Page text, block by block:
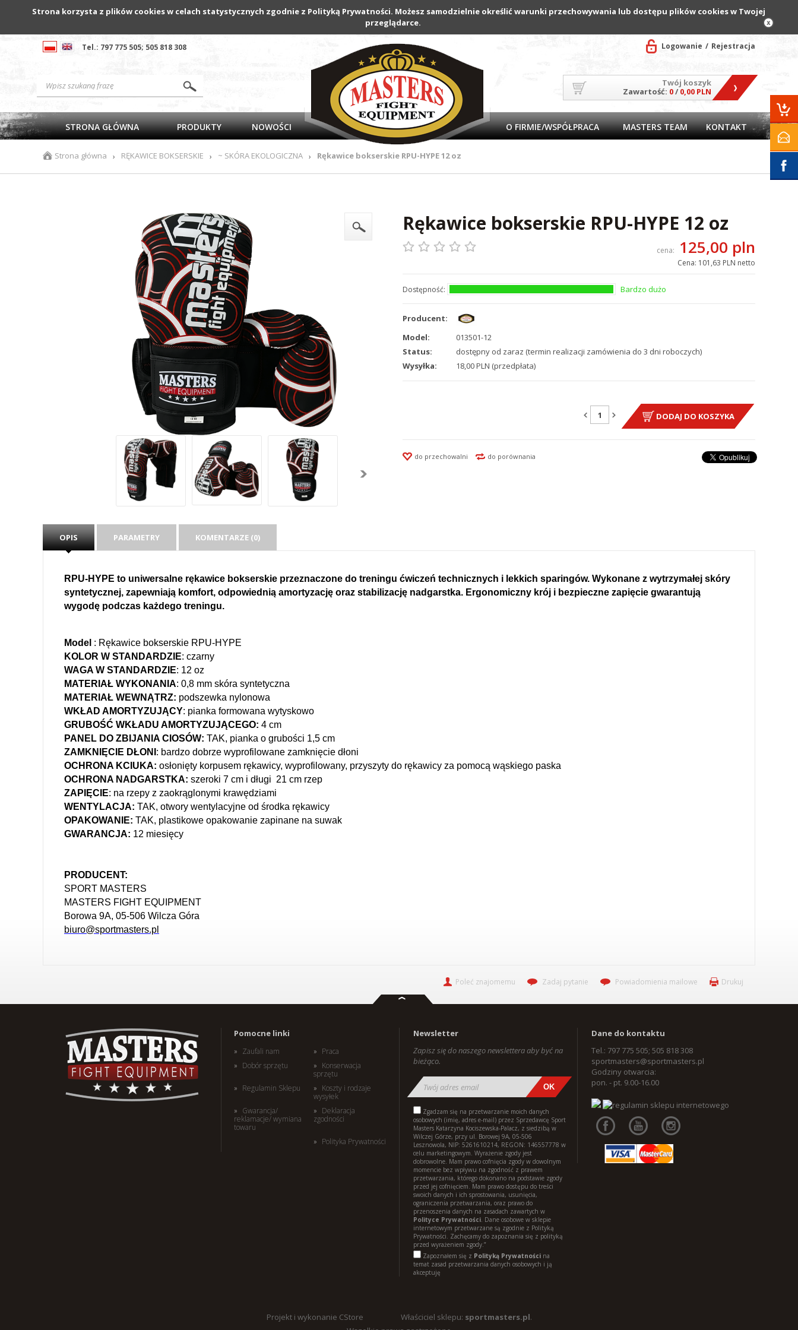
Strona korzysta z plików cookies w celach statystycznych zgodnie z Polityką Prywatności. Możesz samodzielnie określić warunki przechowywania lub dostępu plików cookies w Twojej
przeglądarce.
Tel.: 797 775 505; 505 818 308 Logowanie Rejestracja
Twój koszyk
Zawartość: 0/ 0,00 PLN
STRONA GŁÓWNA PRODUKTY NOWOŚCI O FIRMIE/WSPÓŁPRACA MASTERS TEAM KONTAKT
Strona główna › RĘKAWICE BOKSERSKIE › ~ SKÓRA EKOLOGICZNA › Rękawice bokserskie RPU-HYPE 12 oz
Rękawice bokserskie RPU-HYPE 12 oz
cena: 125,00 pln
Cena: 101,63 PLN netto
Dostępność: Bardzo dużo
Producent:
Model:
013501-12
Status:
dostępny od zaraz (termin realizacji zamówienia do 3 dni roboczych)
Wysyłka:
18,00 PLN (przedpłata)
DODAJ DO KOSZYKA
do przechowalni do porównania
OPIS PARAMETRY KOMENTARZE (0)
RPU-HYPE to uniwersalne rękawice bokserskie przeznaczone do treningu ćwiczeń technicznych i lekkich sparingów. Wykonane z wytrzymałej skóry
syntetycznej, zapewniają komfort, odpowiednią amortyzację oraz stabilizację nadgarstka. Ergonomiczny krój i bezpieczne zapięcie gwarantują
wygodę podczas każdego treningu.
Model : Rękawice bokserskie RPU-HYPE
KOLOR W STANDARDZIE: czarny
WAGA W STANDARDZIE: 12 oz
MATERIAŁ WYKONANIA: 0,8 mm skóra syntetyczna
MATERIAŁ WEWNĄTRZ: podszewka nylonowa
WKŁAD AMORTYZUJĄCY: pianka formowana wytyskowo
GRUBOŚĆ WKŁADU AMORTYZUJĄCEGO: 4 cm
PANEL DO ZBIJANIA CIOSÓW: TAK, pianka o grubości 1,5 cm
ZAMKNIĘCIE DŁONI : bardzo dobrze wyprofilowane zamknięcie dłoni
OCHRONA KCIUKA: osłonięty korpusem rękawicy, wyprofilowany, przyszyty do rękawicy za pomocą wąskiego paska
OCHRONA NADGARSTKA: szeroki 7 cm i długi 21 cm rzep
ZAPIĘCIE: na rzepy z zaokrąglonymi krawędziami
WENTYLACJA: TAK, otwory wentylacyjne od środka rękawicy
OPAKOWANIE: TAK, plastikowe opakowanie zapinane na suwak
GWARANCJA: 12 miesięcy
PRODUCENT:
SPORT MASTERS
MASTERS FIGHT EQUIPMENT
Borowa 9A, 05-506 Wilcza Góra
biuro@sportmasters.pl
Poleć znajomemu Zadaj pytanie Powiadomienia mailowe Drukuj
Pomocne linki
Praca
Zaufali nam
Konserwacja
sprzętu
Dobór sprzętu
Koszty i rodzaje
wysyłek
Regulamin Sklepu
Deklaracja
zgodności
Gwarancja/
reklamacje/ wymiana
towaru
Polityka Prywatności
Newsletter
Zapisz się do naszego newslettera aby być na
bieżąco.
Zgadzam się na przetwarzanie moich danych
osobowych (imię, adres e-mail) przez Sprzedawcę Sport
Masters Katarzyna Kociszewska-Palacz, z siedzibą w
Wilczej Górze, przy ul. Borowej 9A, 05-506
Lesznowola, NIP: 5261610214, REGON: 146557778 w
celu marketingowym. Wyrażenie zgody jest
dobrowolne. Mam prawo cofnięcia zgody w dowolnym
momencie bez wpływu na zgodność z prawem
przetwarzania, którego dokonano na podstawie zgody
przed jej cofnięciem. Mam prawo dostępu do treści
swoich danych i ich sprostowania, usunięcia,
ograniczenia przetwarzania, oraz prawo do
przenoszenia danych na zasadach zawartych w
Polityce Prywatności. Dane osobowe w sklepie
internetowym przetwarzane są zgodnie z Polityką
Prywatności. Zachęcamy do zapoznania się z polityką
przed wyrażeniem zgody.”
Zapoznałem się z Polityką Prywatności na
temat zasad przetwarzania danych osobowych i ją
akceptuję
Dane do kontaktu
Tel.: 797 775 505; 505 818 308
sportmasters@sportmasters.pl
Godziny otwarcia:
pon. - pt. 9.00-16.00
Projekt i wykonanie CStore Właściciel sklepu: sportmasters.pl.